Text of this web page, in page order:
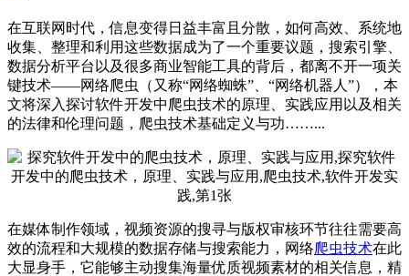
在互联网时代，信息变得日益丰富且分散，如何高效、系统地
收集、整理和利用这些数据成为了一个重要议题，搜索引擎、
数据分析平台以及很多商业智能工具的背后，都离不开一项关
键技术——网络爬虫（又称“网络蜘蛛”、“网络机器人”），本
文将深入探讨软件开发中爬虫技术的原理、实践应用以及相关
的法律和伦理问题，爬虫技术基础定义与功……...
在媒体制作领域，视频资源的搜寻与版权审核环节往往需要高
效的流程和大规模的数据存储与搜索能力，网络爬虫技术在此
大显身手，它能够主动搜集海量优质视频素材的相关信息，精